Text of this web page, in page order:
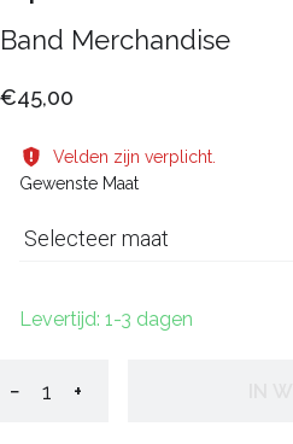
Band Merchandise
€45,00
Velden zijn verplicht.
Gewenste Maat
Selecteer maat
Levertijd: 1-3 dagen
− +